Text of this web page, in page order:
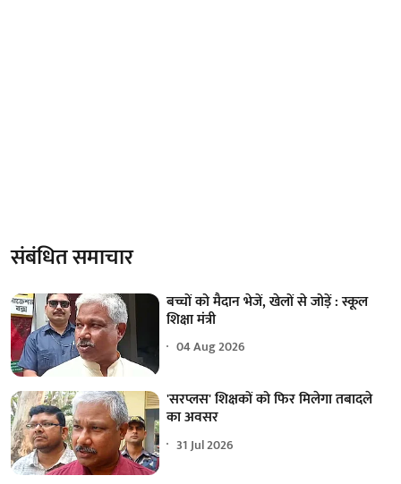
संबंधित समाचार
बच्चों को मैदान भेजें, खेलों से जोड़ें : स्कूल
शिक्षा मंत्री
04 Aug 2026
'सरप्लस' शिक्षकों को फिर मिलेगा तबादले
का अवसर
31 Jul 2026